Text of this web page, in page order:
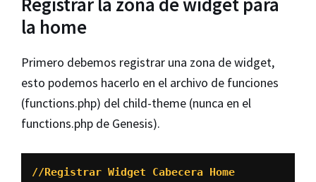
la home
Primero debemos registrar una zona de widget,
esto podemos hacerlo en el archivo de funciones
(functions.php) del child-theme (nunca en el
functions.php de Genesis).
//Registrar Widget Cabecera Home